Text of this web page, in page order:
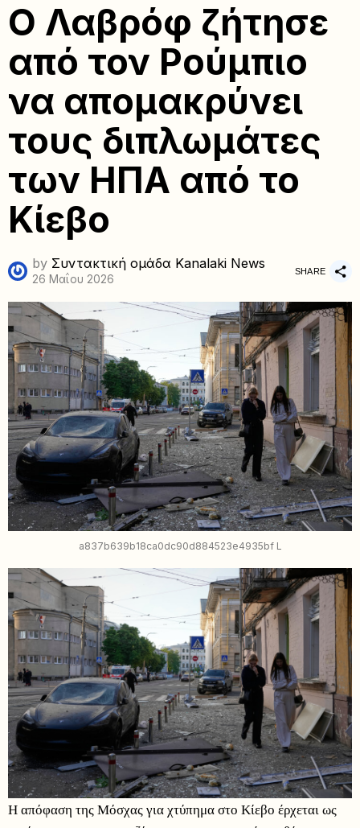
Ο Λαβρόφ ζήτησε
από τον Ρούμπιο
να απομακρύνει
τους διπλωμάτες
των ΗΠΑ από το
Κίεβο
by Συντακτική ομάδα Kanalaki News
26 Μαΐου 2026
SHARE
a837b639b18ca0dc90d884523e4935bf L
Η απόφαση της Μόσχας για χτύπημα στο Κίεβο έρχεται ως